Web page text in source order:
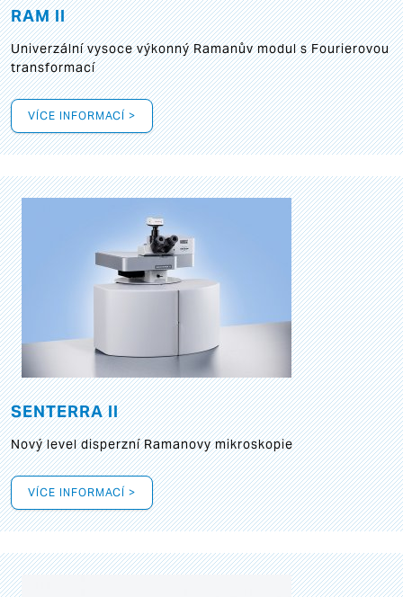
RAM II
Univerzální vysoce výkonný Ramanův modul s Fourierovou
transformací
VÍCE INFORMACÍ >
SENTERRA II
Nový level disperzní Ramanovy mikroskopie
VÍCE INFORMACÍ >